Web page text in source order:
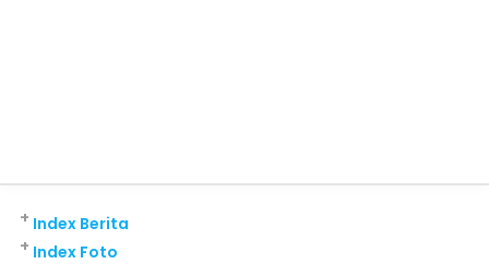
Index Berita
+
Index Foto
+